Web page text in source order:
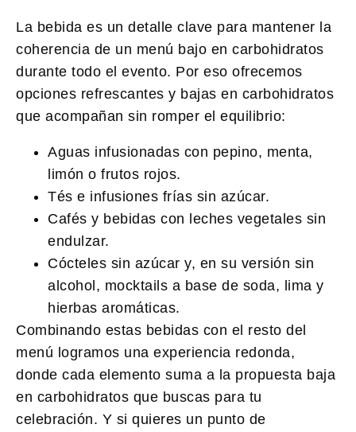
La bebida es un detalle clave para mantener la
coherencia de un menú bajo en carbohidratos
durante todo el evento. Por eso ofrecemos
opciones refrescantes y bajas en carbohidratos
que acompañan sin romper el equilibrio:
Aguas infusionadas con pepino, menta,
limón o frutos rojos.
Tés e infusiones frías sin azúcar.
Cafés y bebidas con leches vegetales sin
endulzar.
Cócteles sin azúcar y, en su versión sin
alcohol, mocktails a base de soda, lima y
hierbas aromáticas.
Combinando estas bebidas con el resto del
menú logramos una experiencia redonda,
donde cada elemento suma a la propuesta baja
en carbohidratos que buscas para tu
celebración. Y si quieres un punto de